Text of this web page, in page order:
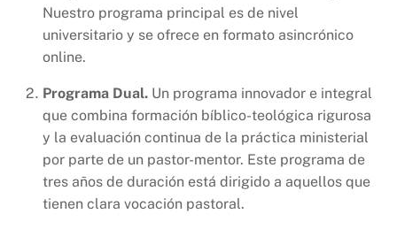
Nuestro programa principal es de nivel
universitario y se ofrece en formato asincrónico
online.
Programa Dual. Un programa innovador e integral
que combina formación bíblico-teológica rigurosa
y la evaluación continua de la práctica ministerial
por parte de un pastor-mentor. Este programa de
tres años de duración está dirigido a aquellos que
tienen clara vocación pastoral.